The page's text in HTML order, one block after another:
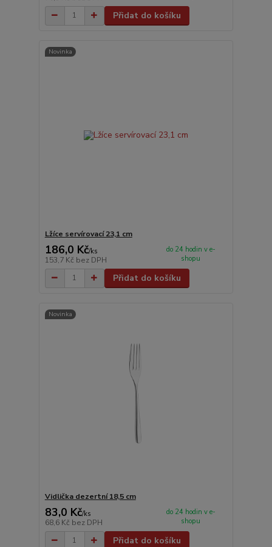
Přidat do košíku
Novinka
Lžíce servírovací 23,1 cm
186,0 Kč/ks
153,7 Kč bez DPH
do 24 hodin v e-
shopu
Přidat do košíku
Novinka
Vidlička dezertní 18,5 cm
83,0 Kč/ks
68,6 Kč bez DPH
do 24 hodin v e-
shopu
Přidat do košíku